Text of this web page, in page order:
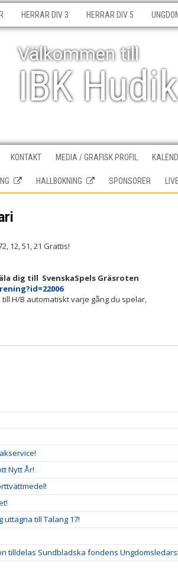
HERRAR DIV 3 HERRAR DIV 5
IBK Hudik
Välkommen till
KONTAKT MEDIA / GRAFISK PROFIL
HALLBOKNING SPONSORER
12, 51, 21 Grattis!
dig till SvenskaSpels Gräsroten
H/B automatiskt varje gång du spelar,
Nytt År!
uttagna till Talang 17!
tilldelas Sundbladska fondens